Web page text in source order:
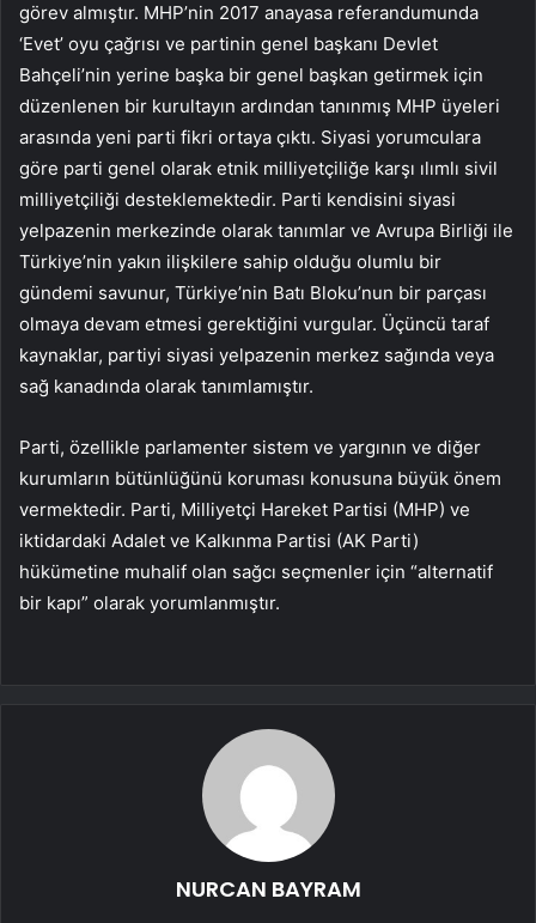
görev almıştır. MHP’nin 2017 anayasa referandumunda
‘Evet’ oyu çağrısı ve partinin genel başkanı Devlet
Bahçeli’nin yerine başka bir genel başkan getirmek için
düzenlenen bir kurultayın ardından tanınmış MHP üyeleri
arasında yeni parti fikri ortaya çıktı. Siyasi yorumculara
göre parti genel olarak etnik milliyetçiliğe karşı ılımlı sivil
milliyetçiliği desteklemektedir. Parti kendisini siyasi
yelpazenin merkezinde olarak tanımlar ve Avrupa Birliği ile
Türkiye’nin yakın ilişkilere sahip olduğu olumlu bir
gündemi savunur, Türkiye’nin Batı Bloku’nun bir parçası
olmaya devam etmesi gerektiğini vurgular. Üçüncü taraf
kaynaklar, partiyi siyasi yelpazenin merkez sağında veya
sağ kanadında olarak tanımlamıştır.
Parti, özellikle parlamenter sistem ve yargının ve diğer
kurumların bütünlüğünü koruması konusuna büyük önem
vermektedir. Parti, Milliyetçi Hareket Partisi (MHP) ve
iktidardaki Adalet ve Kalkınma Partisi (AK Parti)
hükümetine muhalif olan sağcı seçmenler için “alternatif
bir kapı” olarak yorumlanmıştır.
NURCAN BAYRAM